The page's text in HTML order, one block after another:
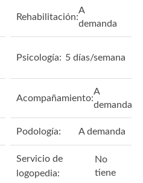
Rehabilitación:
A
demanda
Psicología: 5 días/semana
Acompañamiento:
A
demanda
Podología: A demanda
Servicio de
logopedia:
No
tiene